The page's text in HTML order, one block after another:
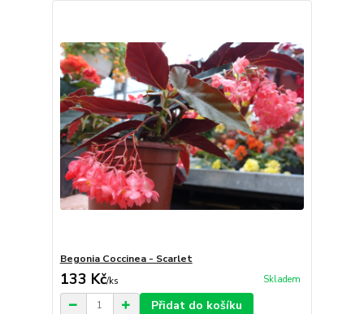
Begonia Coccinea - Scarlet
133 Kč/ks Skladem
Přidat do košíku